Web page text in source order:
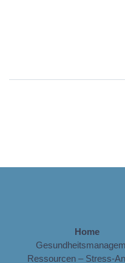
Home
Ressourcen – Stress-